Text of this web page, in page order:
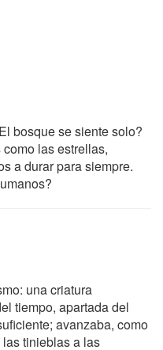
bosque se siente solo?
las estrellas,
a durar para siempre.
una criatura
tiempo, apartada del
avanzaba, como
tinieblas a las